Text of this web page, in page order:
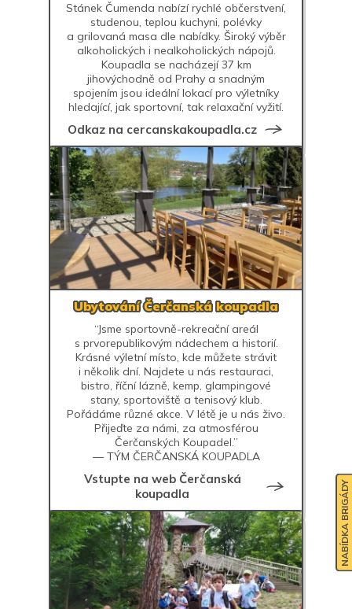
Stánek Čumenda nabízí rychlé občerstvení,
studenou, teplou kuchyni, polévky
a grilovaná masa dle nabídky. Široký výběr
alkoholických i nealkoholických nápojů.
Koupadla se nacházejí 37 km
jihovýchodně od Prahy a snadným
spojením jsou ideální lokací pro výletníky
hledající, jak sportovní, tak relaxační vyžití.
Odkaz na cercanskakoupadla.cz
Ubytování Čerčanská koupadla
“Jsme sportovně-rekreační areál
s prvorepublikovým nádechem a historií.
Krásné výletní místo, kde můžete strávit
i několik dní. Najdete u nás restauraci,
bistro, říční lázně, kemp, glampingové
stany, sportoviště a tenisový klub.
Pořádáme různé akce. V létě je u nás živo.
Přijeďte za námi, za atmosférou
Čerčanských Koupadel.”
— TÝM ČERČANSKÁ KOUPADLA
Vstupte na web Čerčanská
koupadla
NABÍDKA BRIGÁDY